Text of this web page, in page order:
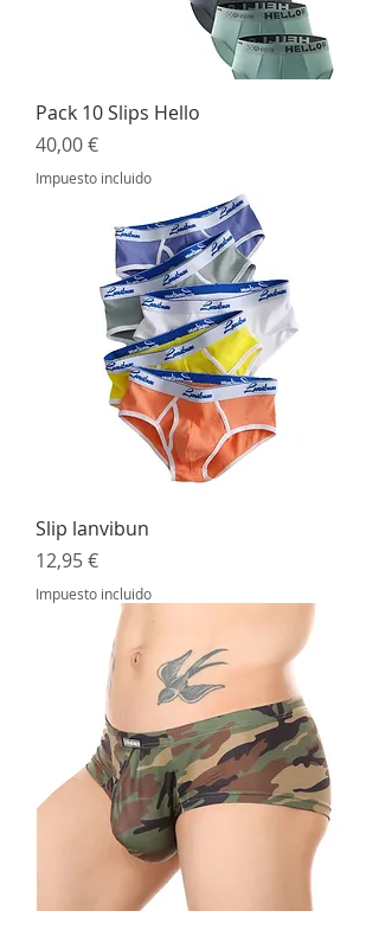
Pack 10 Slips Hello
Precio
40,00 €
Impuesto incluido
Slip lanvibun
Precio
12,95 €
Impuesto incluido